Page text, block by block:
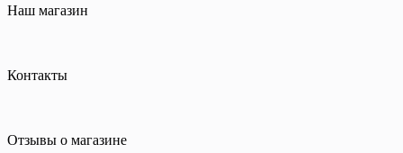
Наш магазин
Контакты
Отзывы о магазине